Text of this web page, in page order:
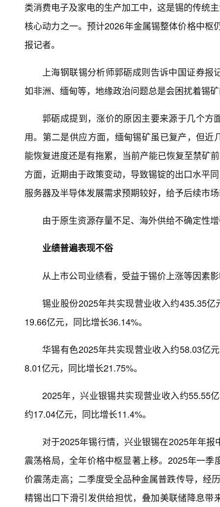
类消费电子及家电的生产加工中，这是锡的传统
核心动力之一。预计2026年金属锡整体价格中枢
报记者。
上海钢联锡分析师郭砺成则告诉中国证券
如非洲、缅甸等，地缘政治问题总是会困扰着锡
郭砺成提到，涨价的原因主要来源于几个
用。第二是供应方面，缅甸锡矿虽已复产，但
能恢复进度还是有拖累，当前产能已恢复至禁矿
方面，近期由于政策变动，导致锡锭的出口水平
服务器及半导体发展需求预期较好，给予后续市
由于原生资源存量不足、海外供给不确定性
业绩普遍表现不俗
从上市公司业绩看，受益于锡价上涨等因素
锡业股份2025年共实现营业收入约435.35
19.66亿元，同比增长36.14%。
华锡有色2025年共实现营业收入约58.03亿
8.01亿元，同比增长21.75%。
2025年，兴业银锡共实现营业收入约55.55
约17.04亿元，同比增长11.4%。
对于2025年锡行情，兴业银锡在2025年年
震荡格局，全年价格中枢显著上移。2025年一
价震荡走高；二季度受全品种金属普跌传导，经
精锡出口下滑引发供给担忧，叠加美联储降息